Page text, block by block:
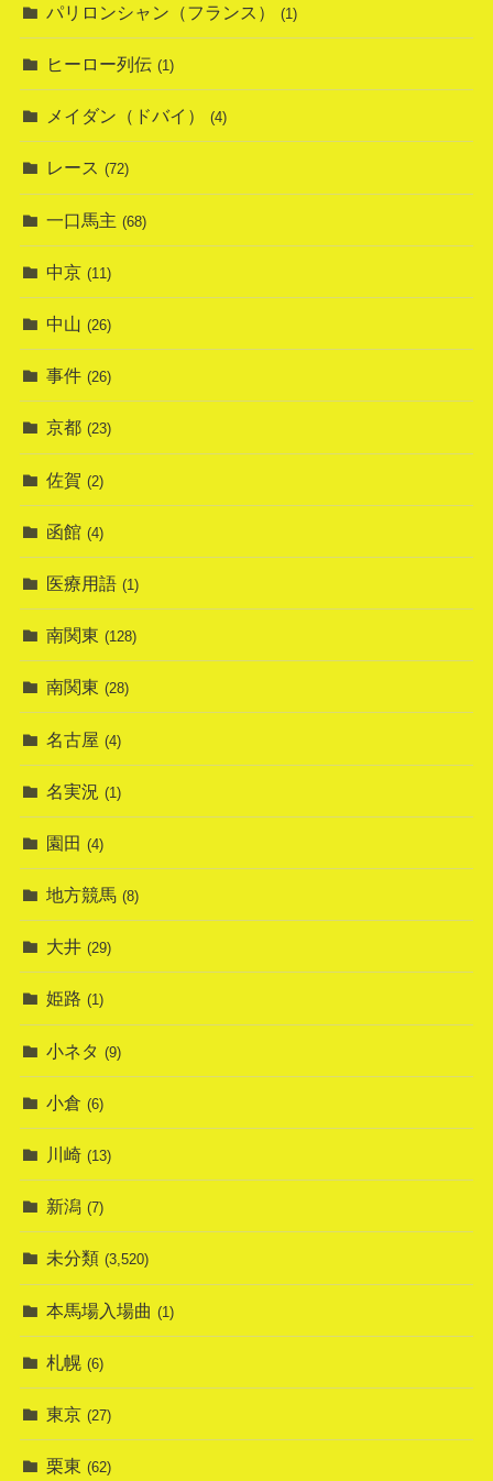
パリロンシャン（フランス） (1)
ヒーロー列伝 (1)
メイダン（ドバイ） (4)
レース (72)
一口馬主 (68)
中京 (11)
中山 (26)
事件 (26)
京都 (23)
佐賀 (2)
函館 (4)
医療用語 (1)
南関東 (128)
南関東 (28)
名古屋 (4)
名実況 (1)
園田 (4)
地方競馬 (8)
大井 (29)
姫路 (1)
小ネタ (9)
小倉 (6)
川崎 (13)
新潟 (7)
未分類 (3,520)
本馬場入場曲 (1)
札幌 (6)
東京 (27)
栗東 (62)